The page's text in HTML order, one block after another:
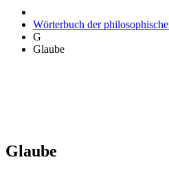
Wörterbuch der
G
Glaube
Glaube